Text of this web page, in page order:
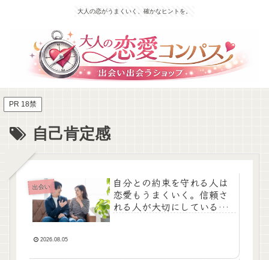
大人の恋がうまくいく、確かなヒントを。
PR 18禁
自己肯定感
出会い
自分との約束を守れる人は
恋愛もうまくいく。信頼さ
れる人が大切にしている習
2026.08.05